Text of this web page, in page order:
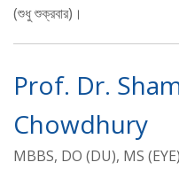
(শুধু শুক্রবার)।
Prof. Dr.
Chowdhury
MBBS, DO (DU), MS (EYE)